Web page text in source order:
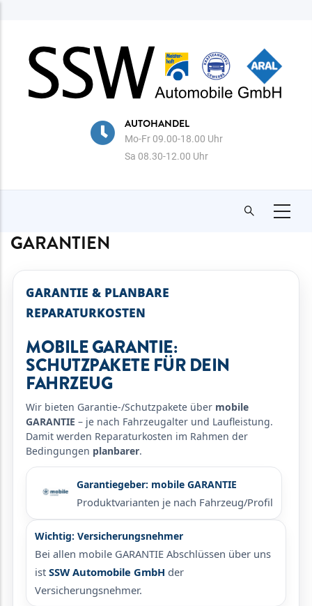
AUTOHANDEL
Mo-Fr 09.00-18.00 Uhr
Sa 08.30-12.00 Uhr
GARANTIEN
GARANTIE & PLANBARE
REPARATURKOSTEN
MOBILE GARANTIE:
SCHUTZPAKETE FÜR DEIN
FAHRZEUG
Wir bieten Garantie-/Schutzpakete über mobile
GARANTIE – je nach Fahrzeugalter und Laufleistung.
Damit werden Reparaturkosten im Rahmen der
Bedingungen planbarer.
Garantiegeber: mobile GARANTIE
Produktvarianten je nach Fahrzeug/Profil
Wichtig: Versicherungsnehmer
Bei allen mobile GARANTIE Abschlüssen über uns
ist SSW Automobile GmbH der
Versicherungsnehmer.